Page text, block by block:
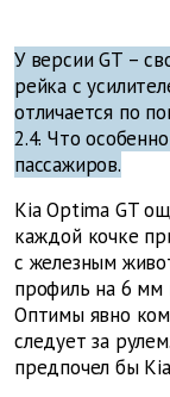
У версии GT –
рейка с
отличается по
2.4. Что
пассажиров.
Kia Optima GT
каждой кочке
с железным
профиль на 6 мм
Оптимы явно
следует за
предпочел бы